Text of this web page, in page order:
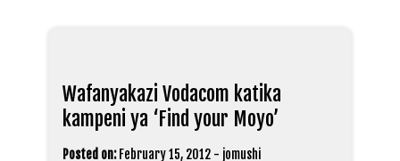
Wafanyakazi Vodacom katika
kampeni ya ‘Find your Moyo’
Posted on: February 15, 2012 - jomushi